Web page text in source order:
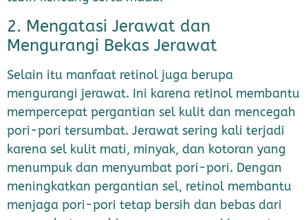
2. Mengatasi Jerawat dan
Mengurangi Bekas Jerawat
Selain itu manfaat retinol juga berupa
mengurangi jerawat. Ini karena retinol membantu
mempercepat pergantian sel kulit dan mencegah
pori-pori tersumbat. Jerawat sering kali terjadi
karena sel kulit mati, minyak, dan kotoran yang
menumpuk dan menyumbat pori-pori. Dengan
meningkatkan pergantian sel, retinol membantu
menjaga pori-pori tetap bersih dan bebas dari